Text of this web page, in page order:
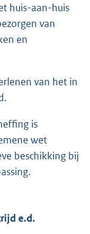
huis-aan-huis
van
en
van het in
is
wet
beschikking bij
e.d.